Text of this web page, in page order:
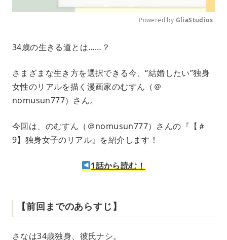
e
Powered by GliaStudios
34歳の生きる道とは……？
さまざまな生き方を選択できる今、“結婚したい”独身
女性のリアルを描く漫画家のむすん（＠
nomusun777）さん。
今回は、のむすん（＠nomusun777）さんの『【＃
9】独身女子のリアル』を紹介します！
1話から読む！
【前回までのあらすじ】
さなは34歳独身、彼氏ナシ。